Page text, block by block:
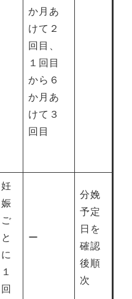
か月あ
けて２
回目、
１回目
から６
か月あ
けて３
回目
妊
娠
ご
と
に
１
回
ー
分娩
予定
日を
確認
後順
次